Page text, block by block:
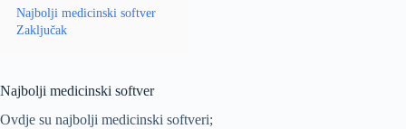
Najbolji medicinski softver
Zaključak
Najbolji medicinski softver
Ovdje su najbolji medicinski softveri;